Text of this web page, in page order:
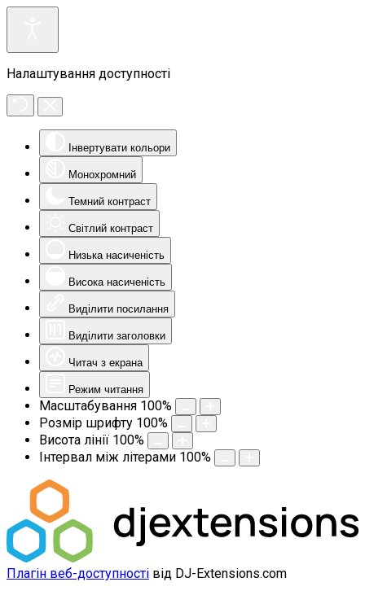
Налаштування доступності
Інвертувати кольори
Монохромний
Темний контраст
Світлий контраст
Низька насиченість
Висока насиченість
Виділити посилання
Виділити заголовки
Читач з екрана
Режим читання
Масштабування 100%
Розмір шрифту 100%
Висота лінії 100%
Інтервал між літерами 100%
Плагін веб-доступності від DJ-Extensions.com